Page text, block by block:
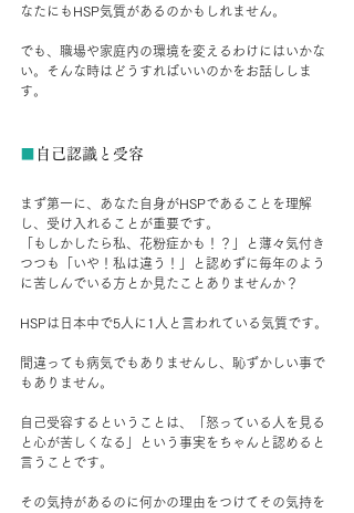
なたにもHSP気質があるのかもしれません。
でも、職場や家庭内の環境を変えるわけにはいかな
い。そんな時はどうすればいいのかをお話ししま
す。
自己認識と受容
まず第一に、あなた自身がHSPであることを理解
し、受け入れることが重要です。
「もしかしたら私、花粉症かも！？」と薄々気付き
つつも「いや！私は違う！」と認めずに毎年のよう
に苦しんでいる方とか見たことありませんか？
HSPは日本中で5人に1人と言われている気質です。
間違っても病気でもありませんし、恥ずかしい事で
もありません。
自己受容するということは、「怒っている人を見る
と心が苦しくなる」という事実をちゃんと認めると
言うことです。
その気持があるのに何かの理由をつけてその気持を